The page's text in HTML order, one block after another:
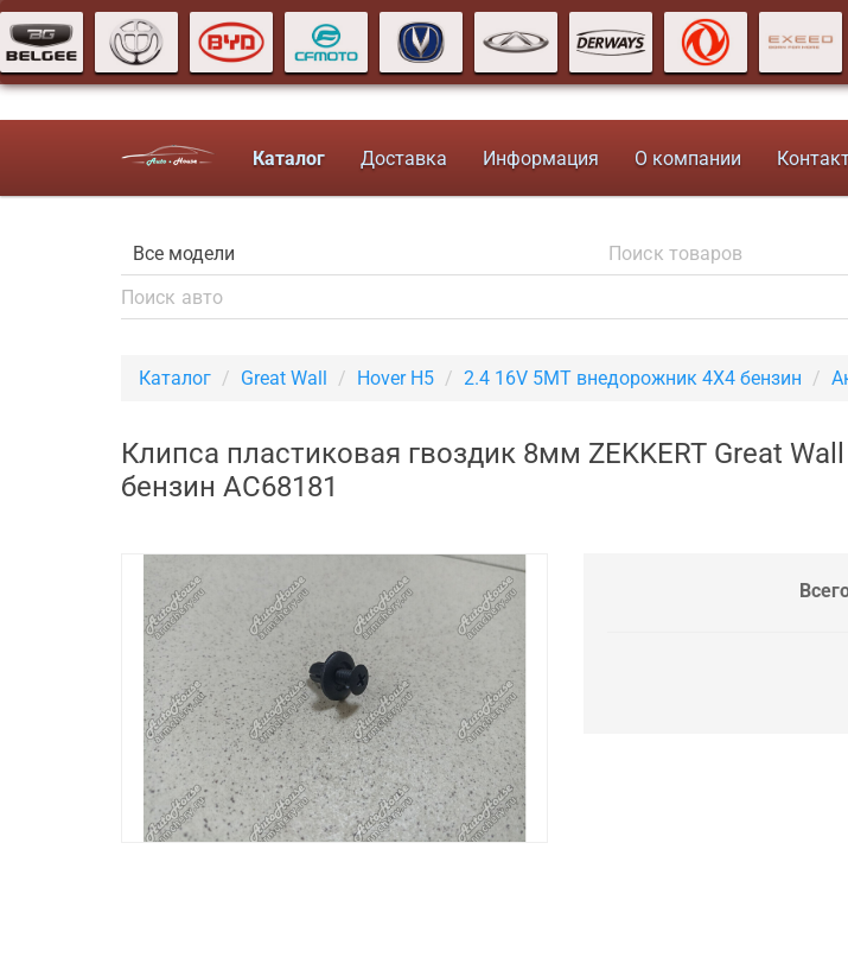
Каталог Доставка Информация О компании
Каталог Great Wall Hover H5 2.4 16V 5MT внедорожник 4X4 бензин
Клипса пластиковая гвоздик 8мм ZEKKERT Great
бензин AC68181